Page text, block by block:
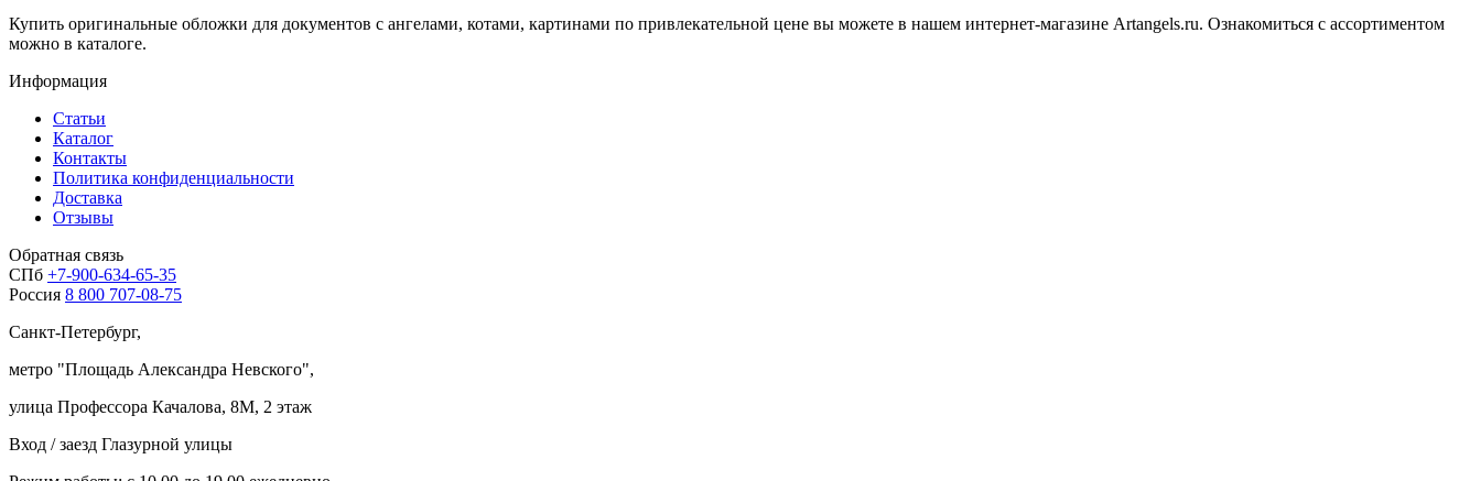
Купить оригинальные обложки для документов с ангелами, котами, картинами по привлекательной цене вы можете в нашем интернет-магазине Artangels.ru. Ознакомиться с ассортиментом
можно в каталоге.
Информация
Статьи
Каталог
Контакты
Политика конфиденциальности
Доставка
Отзывы
Обратная связь
СПб +7-900-634-65-35
Россия 8 800 707-08-75
Санкт-Петербург,
метро "Площадь Александра Невского",
улица Профессора Качалова, 8М, 2 этаж
Вход / заезд Глазурной улицы